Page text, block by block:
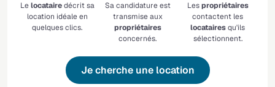
Lelocatairedécrit sa
location idéale en
quelques clics.
Sa candidature est
transmise aux
propriétaires
concernés.
Lespropriétaires
contactent les
locatairesqu'ils
sélectionnent.
Je cherche une location